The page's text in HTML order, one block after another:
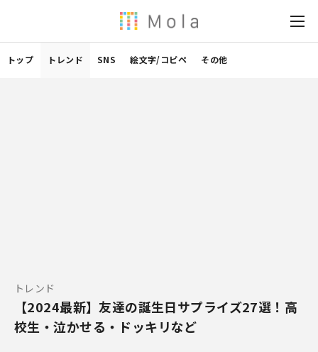
トップ トレンド SNS 絵文字/コピペ その他
トレンド
【2024最新】友達の誕生日サプライズ27選！高
校生・泣かせる・ドッキリなど